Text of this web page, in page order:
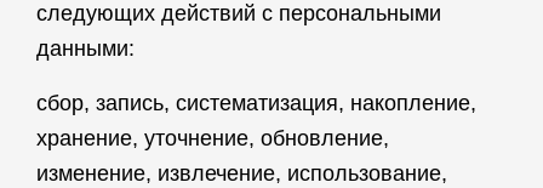
следующих действий с персональными
данными:
сбор, запись, систематизация, накопление,
хранение, уточнение, обновление,
изменение, извлечение, использование,